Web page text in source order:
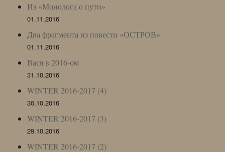
Из «Монолога о пути»
01.11.2016
Два фрагмента из повести «ОСТРОВ»
01.11.2016
Вася в 2016-ом
31.10.2016
WINTER 2016-2017 (4)
30.10.2016
WINTER 2016-2017 (3)
29.10.2016
WINTER 2016-2017 (2)